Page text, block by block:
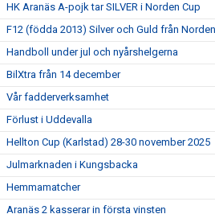
HK Aranäs A-pojk tar SILVER i Norden Cup
F12 (födda 2013) Silver och Guld från
Handboll under jul och nyårshelgerna
BilXtra från 14 december
Vår fadderverksamhet
Förlust i Uddevalla
Hellton Cup (Karlstad) 28-30 november 2025
Julmarknaden i Kungsbacka
Hemmamatcher
Aranäs 2 kasserar in första vinsten